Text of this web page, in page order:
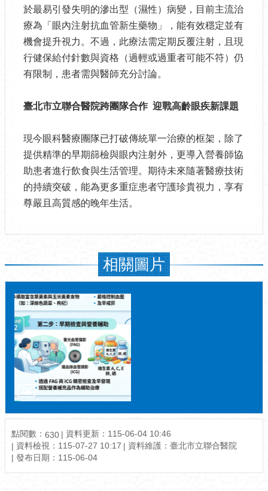
於最易引發失明的滲出型（濕性）病變，目前主流治
療為「眼內注射抗血管新生藥物」，能有效穩定並有
機會提升視力。不過，此療法需定期反覆注射，且現
行健保給付針數與資格（過輕或過重者可能不符）仍
有限制，患者需與醫師充分討論。
臺北市立聯合醫院跨團隊合作 迎戰高齡眼疾新課題
現今眼科醫療團隊已打破傳統單一治療的框架，除了
提供精準的早期篩檢與眼內注射外，更導入營養師協
助患者進行飲食與生活管理。期待未來隨著醫療技術
的持續突破，能為更多重症患者守護珍貴視力，享有
尊嚴且高質感的晚年生活。
相關圖片
點閱數： 630
資料更新：115-06-04 10:46
資料檢視：115-07-27 10:17
資料維護：臺北市立聯合醫院
發布日期：115-06-04